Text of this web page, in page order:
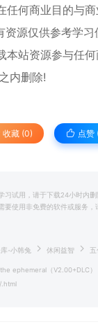
何商业目的与商
资源仅供参考学
本站资源参与任
内删除!
收藏 (0) 点赞
习试用，请于下载24小时内
要使用非免费的软件或服务，
-小韩兔 休闲益智
ephemeral（V2.00+DLC）